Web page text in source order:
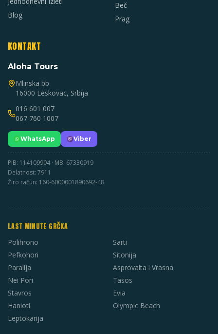
Blog
Beč
Prag
KONTAKT
Aloha Tours
Mlinska bb
16000 Leskovac, Srbija
016 601 007
067 760 1007
WhatsApp Viber
PIB: 114109904 · MB: 67330919
Delatnost: 7911
Žiro račun: 160-6000001890692-48
LAST MINUTE GRČKA
Polihrono
Pefkohori
Paralija
Nei Pori
Stavros
Hanioti
Leptokarija
Sarti
Sitonija
Asprovalta i Vrasna
Tasos
Evia
Olympic Beach